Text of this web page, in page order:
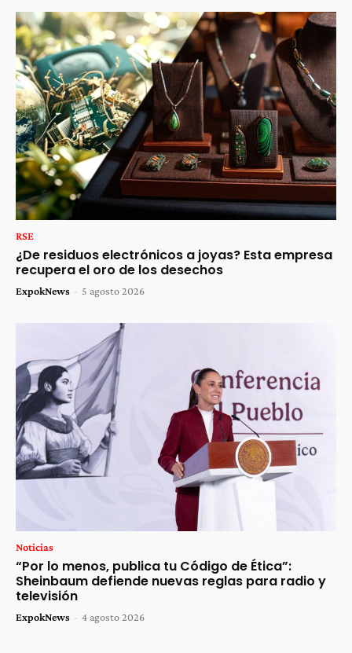
RSE
¿De residuos electrónicos a joyas? Esta empresa
recupera el oro de los desechos
ExpokNews - 5 agosto 2026
Noticias
“Por lo menos, publica tu Código de Ética”:
Sheinbaum defiende nuevas reglas para radio y
televisión
ExpokNews - 4 agosto 2026